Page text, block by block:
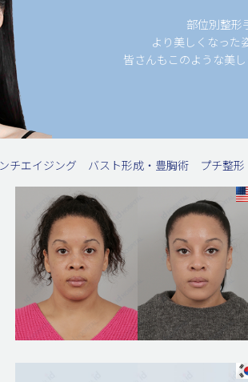
部位別整形
より美しくなった
皆さんもこのような美
チエイジング バスト形成・豊胸術 プチ整形